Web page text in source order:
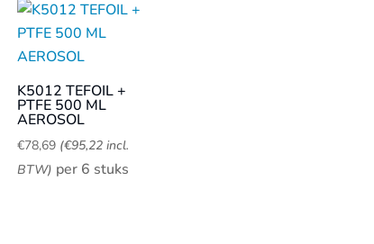
K5012 TEFOIL +
PTFE 500 ML
AEROSOL
€78,69 (€95,22 incl.
BTW) per 6 stuks